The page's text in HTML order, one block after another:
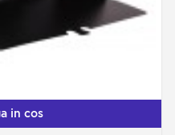
in cos